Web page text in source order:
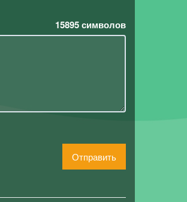
15895символов
Отправить